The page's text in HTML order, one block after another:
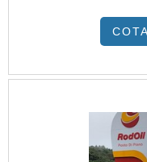
Solicitando um
empresa do
benefício.TOTEM
totem
empresa